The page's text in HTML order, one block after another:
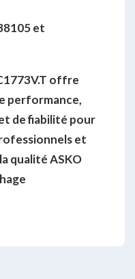
et
offre
performance,
de fiabilité pour
et
qualité ASKO